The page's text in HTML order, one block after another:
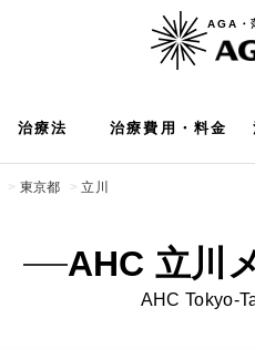
AGA・
治療法 治療費用・料金
東京都 立川
AHC 立川
AHC Tokyo-